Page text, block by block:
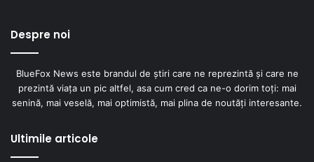
Despre noi
BlueFox News este brandul de știri care ne reprezintă și care ne
prezintă viața un pic altfel, asa cum cred ca ne-o dorim toți: mai
senină, mai veselă, mai optimistă, mai plina de noutăți interesante.
Ultimile articole